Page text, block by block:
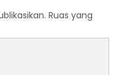
Ruas yang